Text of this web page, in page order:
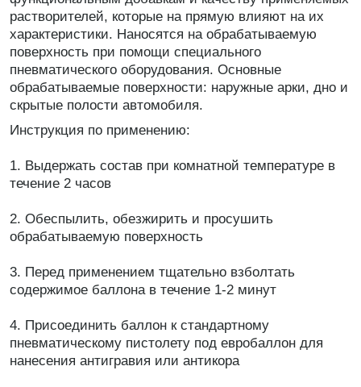
растворителей, которые на прямую влияют на их
характеристики. Наносятся на обрабатываемую
поверхность при помощи специального
пневматического оборудования. Основные
обрабатываемые поверхности: наружные арки, дно и
скрытые полости автомобиля.
Инструкция по применению:
1. Выдержать состав при комнатной температуре в
течение 2 часов
2. Обеспылить, обезжирить и просушить
обрабатываемую поверхность
3. Перед применением тщательно взболтать
содержимое баллона в течение 1-2 минут
4. Присоединить баллон к стандартному
пневматическому пистолету под евробаллон для
нанесения антигравия или антикора